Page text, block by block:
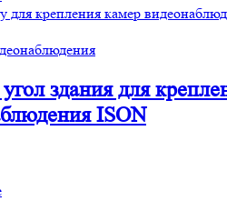
здания для
ISON